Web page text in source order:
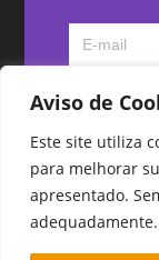
Aviso de
Este site utiliza
para melhorar
apresentado.
adequadamente.